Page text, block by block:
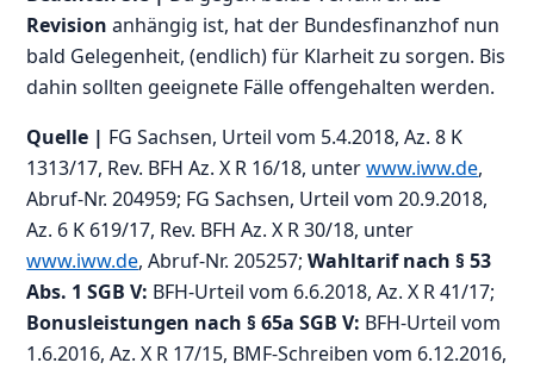
Revision anhängig ist, hat der Bundesfinanzhof nun
bald Gelegenheit, (endlich) für Klarheit zu sorgen. Bis
dahin sollten geeignete Fälle offengehalten werden.
Quelle | FG Sachsen, Urteil vom 5.4.2018, Az. 8 K
1313/17, Rev. BFH Az. X R 16/18, unterwww.iww.de,
Abruf-Nr. 204959; FG Sachsen, Urteil vom 20.9.2018,
Az. 6 K 619/17, Rev. BFH Az. X R 30/18, unter
www.iww.de, Abruf-Nr. 205257;Wahltarif nach § 53
Abs. 1 SGB V: BFH-Urteil vom 6.6.2018, Az. X R 41/17;
Bonusleistungen nach § 65a SGB V: BFH-Urteil vom
1.6.2016, Az. X R 17/15, BMF-Schreiben vom 6.12.2016,